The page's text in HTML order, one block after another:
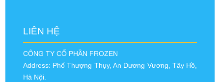
LIÊN HỆ
CÔNG TY CỔ PHẦN FROZEN
Address: Phố Thượng Thụy, An Dương Vương, Tây Hồ,
Hà Nội.